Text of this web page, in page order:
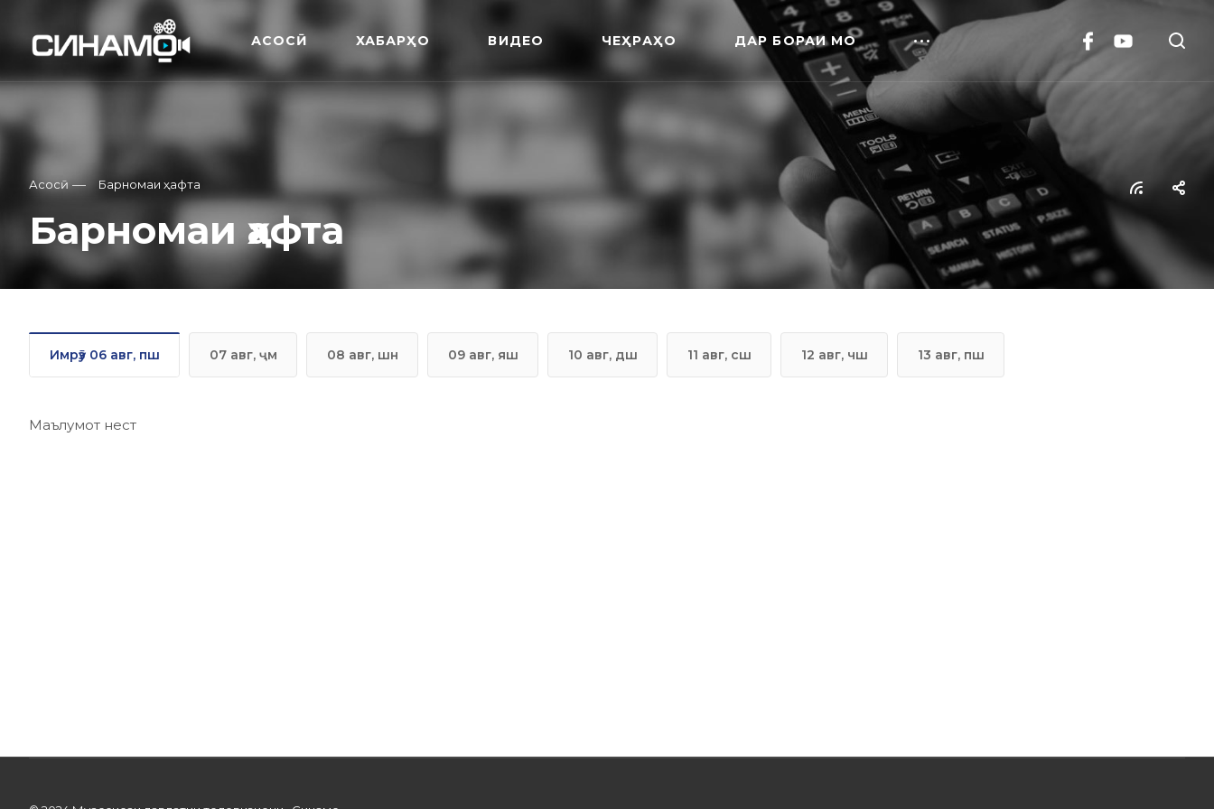
АСОСӢ ХАБАРҲО ВИДЕО ЧЕҲРАҲО ДАР БОРАИ МО
Асосӣ — Барномаи ҳафта
Барномаи ҳафта
Имрӯз 06 авг, пш 07 авг, ҷм 08 авг, шн 09 авг, яш 10 авг, дш 11 авг, сш 12 авг, чш 13 авг, пш
Маълумот нест